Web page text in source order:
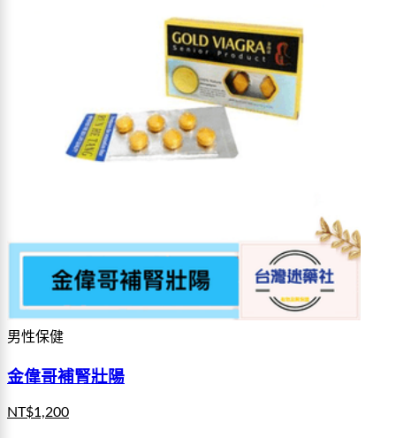
男性保健
金偉哥補腎壯陽
NT$1,200